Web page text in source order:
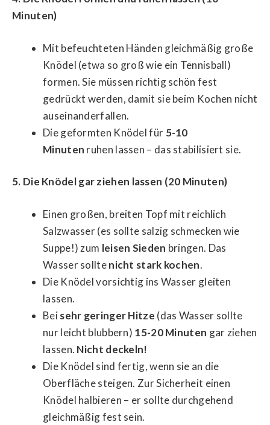
Minuten)
Mit befeuchteten Händen gleichmäßig große
Knödel (etwa so groß wie ein Tennisball)
formen. Sie müssen richtig schön fest
gedrückt werden, damit sie beim Kochen nicht
auseinanderfallen.
Die geformten Knödel für 5-10
Minuten ruhen lassen – das stabilisiert sie.
5. Die Knödel gar ziehen lassen (20 Minuten)
Einen großen, breiten Topf mit reichlich
Salzwasser (es sollte salzig schmecken wie
Suppe!) zum leisen Sieden bringen. Das
Wasser solltenicht stark kochen.
Die Knödel vorsichtig ins Wasser gleiten
lassen.
Beisehr geringer Hitze (das Wasser sollte
nur leicht blubbern) 15-20 Minuten gar ziehen
lassen. Nicht deckeln!
Die Knödel sind fertig, wenn sie an die
Oberfläche steigen. Zur Sicherheit einen
Knödel halbieren – er sollte durchgehend
gleichmäßig fest sein.